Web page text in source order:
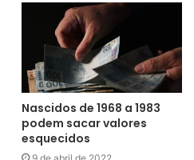
Nascidos de 1968 a 1983
podem sacar valores
esquecidos